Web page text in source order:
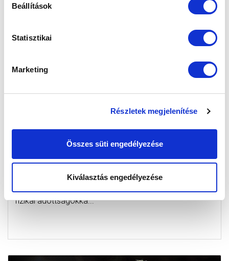
Beállítások
Statisztikai
Marketing
Részletek megjelenítése
Összes süti engedélyezése
Kiválasztás engedélyezése
VÉDŐT IGAZOLTUNK A DÁN
BAJNOKSÁGBÓL
2026-07-08 10:30:00
Az MTK Budapest megvásárolta Stipe Radic játékjogát
fizikai adottságokka...